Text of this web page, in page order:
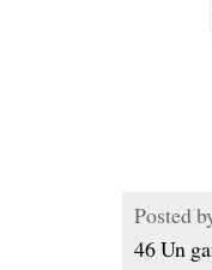
Posted
46 Un